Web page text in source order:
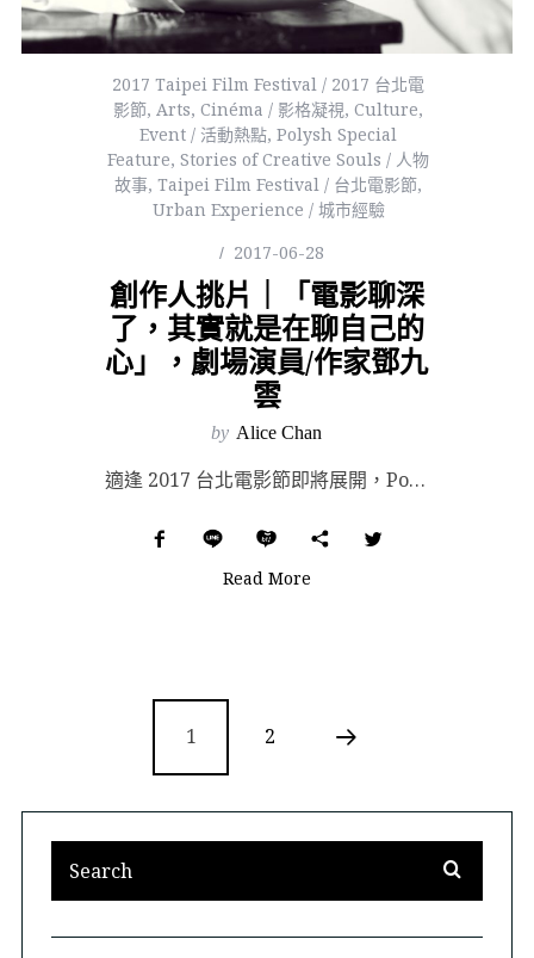
2017 Taipei Film Festival / 2017 台北電
影節,Arts,Cinéma / 影格凝視,Culture,
Event / 活動熱點,Polysh Special
Feature,Stories of Creative Souls / 人物
故事,Taipei Film Festival / 台北電影節,
Urban Experience / 城市經驗
2017-06-28
創作人挑片｜「電影聊深
了，其實就是在聊自己的
心」，劇場演員/作家鄧九
雲
by Alice Chan
適逢 2017 台北電影節即將展開，Polysh 在書寫、音樂、表演藝術與攝影等等領域，邀請幾位愛看...
Read More
1 2